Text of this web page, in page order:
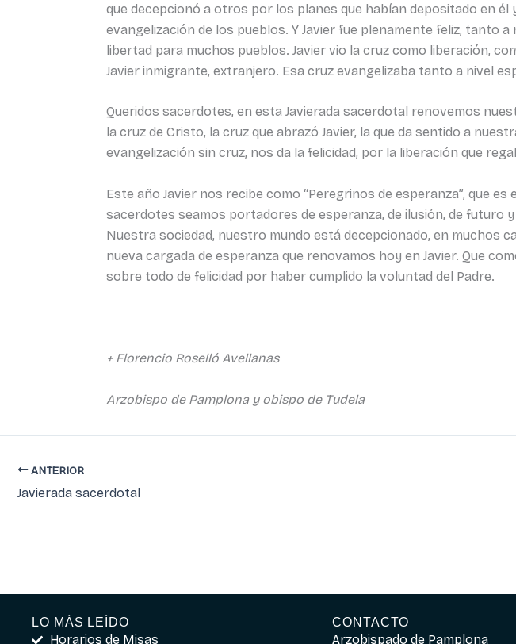
que decepcionó a otros por los planes que habían depositado en
evangelización de los pueblos. Y Javier fue plenamente feliz, tanto
libertad para muchos pueblos. Javier vio la cruz como liberación,
Javier inmigrante, extranjero. Esa cruz evangelizaba tanto a nivel
Queridos sacerdotes, en esta Javierada sacerdotal renovemos
la cruz de Cristo, la cruz que abrazó Javier, la que da sentido a
evangelización sin cruz, nos da la felicidad, por la liberación que
Este año Javier nos recibe como “Peregrinos de esperanza”, que
sacerdotes seamos portadores de esperanza, de ilusión, de futuro
Nuestra sociedad, nuestro mundo está decepcionado, en muchos
nueva cargada de esperanza que renovamos hoy en Javier. Que
sobre todo de felicidad por haber cumplido la voluntad del Padre.
+ Florencio Roselló Avellanas
Arzobispo de Pamplona y obispo de Tudela
ANTERIOR
Javierada sacerdotal
LO MÁS LEÍDO
Horarios de Misas
CONTACTO
Arzobispado de Pamplona